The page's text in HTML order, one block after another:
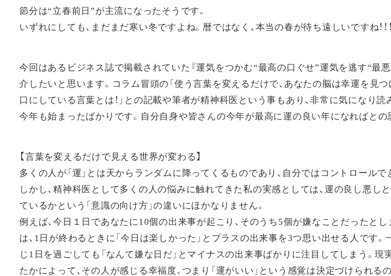
節分は“立春前日”が主流になったそうです。
いずれにしても、まだまだ寒い冬ですよね。暦ではなく、本当の春が待ち遠しいですね！！！
今回はあるビジネス誌で掲載されていた『運気をつかむ“最高の口ぐせ”運気を逃す“最
介したいと思います。コラム冒頭の「使う言葉を変えるだけで、あなたの脳は幸運を見つ
口にしている言葉とは！」との記載や筆者が精神科医という事もあり、非常に気になり読
今年も始まったばかりです。自分自身や皆さんの今年が最高に運の良い年になればとの
【言葉を変えるだけで見える世界が変わる】
多くの人が「運」とは天からランダムに降ってくるものであり、自分ではコントロールで
しかし、精神科医として多くの人の悩みに触れてきた私の実感としては、運の良し悪し
ているかという「意識の向け方」の違いにほかなりません。
例えば、今日１日であなたに10個の出来事が起こり、そのうち5個が嫌なことだったと
は、1日が終わるときに「今日は楽しかった」とプラスの出来事を3つ思い出せる人です。
じ1日を過ごしても「なんて嫌な日だ」とマイナスの出来事ばかりに注目してしまう。現
たかによって、その人が感じる幸福度、つまり「運がいい」という感覚は決定づけられるの